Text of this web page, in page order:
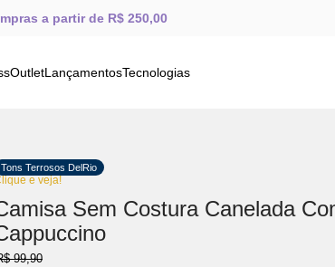
a partir de R$ 250,00
OutletLançamentosTecnologias
Tons Terrosos DelRio
e veja!
Sem Costura Canelada
99,90